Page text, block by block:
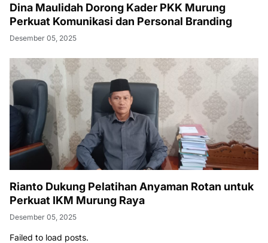
Dina Maulidah Dorong Kader PKK Murung
Perkuat Komunikasi dan Personal Branding
Desember 05, 2025
Rianto Dukung Pelatihan Anyaman Rotan untuk
Perkuat IKM Murung Raya
Desember 05, 2025
Failed to load posts.